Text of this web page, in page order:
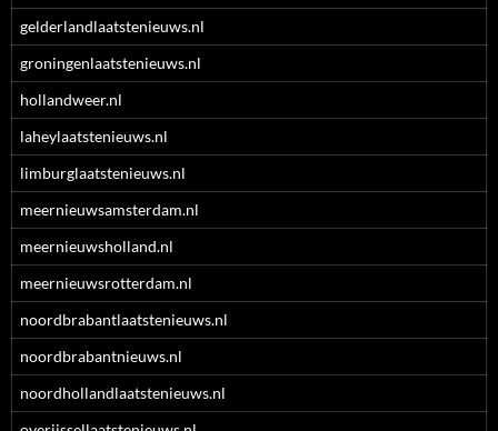
gelderlandlaatstenieuws.nl
groningenlaatstenieuws.nl
hollandweer.nl
laheylaatstenieuws.nl
limburglaatstenieuws.nl
meernieuwsamsterdam.nl
meernieuwsholland.nl
meernieuwsrotterdam.nl
noordbrabantlaatstenieuws.nl
noordbrabantnieuws.nl
noordhollandlaatstenieuws.nl